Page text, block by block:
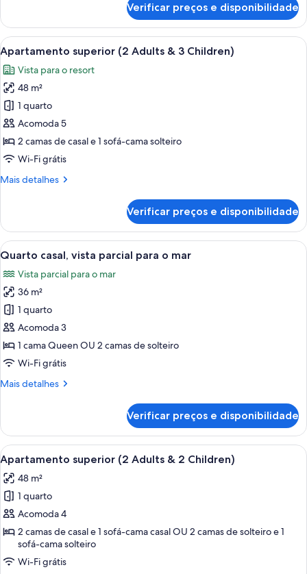
standard
Verificar preços e disponibilidade
Carrega
todas
as
fotos
de
Apartamento
superior
(2
&
Uma varanda com área de estar
9
Apartamento superior (2 Adults & 3 Children)
Vista para o resort
48 m²
1 quarto
Acomoda 5
2 camas de casal e 1 sofá-cama solteiro
Wi-Fi grátis
Mais detalhes
Mais
superior
(2
Adults
3
Children)
Verificar preços e disponibilidade
Carrega
todas
as
fotos
de
Quarto
casal,
vista
para
Quarto de hotel com uma cama
8
Quarto casal, vista parcial para o mar
Vista parcial para o mar
36 m²
1 quarto
Acomoda 3
1 cama Queen OU 2 camas de solteiro
Wi-Fi grátis
Mais detalhes
Mais
casal,
vista
parcial
para
o
mar
Verificar preços e disponibilidade
Carrega
todas
as
fotos
de
Apartamento
superior
(2
Quarto de hotel moderno com sofá,
8
Apartamento superior (2 Adults & 2 Children)
48 m²
1 quarto
Acomoda 4
2 camas de casal e 1 sofá-cama casal OU 2 camas de solteiro e 1
sofá-cama solteiro
Wi-Fi grátis